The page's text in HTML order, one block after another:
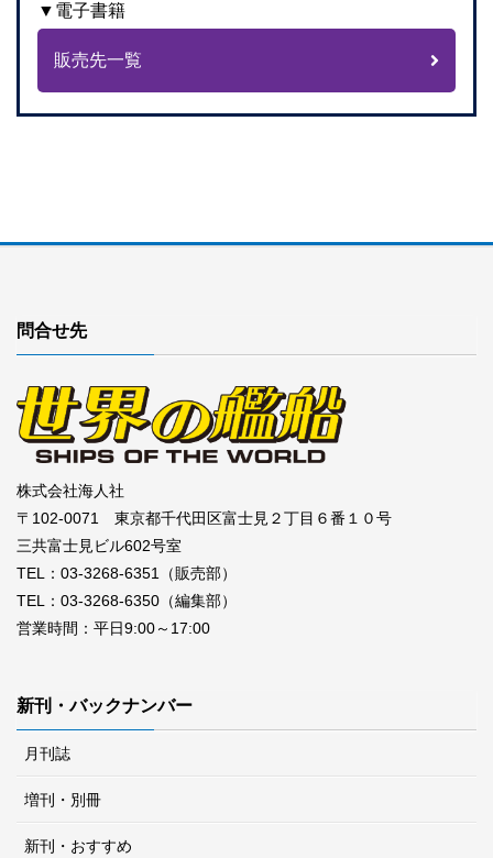
▼電子書籍
販売先一覧
問合せ先
株式会社海人社
〒102-0071 東京都千代田区富士見２丁目６番１０号
三共富士見ビル602号室
TEL：03-3268-6351（販売部）
TEL：03-3268-6350（編集部）
営業時間：平日9:00～17:00
新刊・バックナンバー
月刊誌
増刊・別冊
新刊・おすすめ